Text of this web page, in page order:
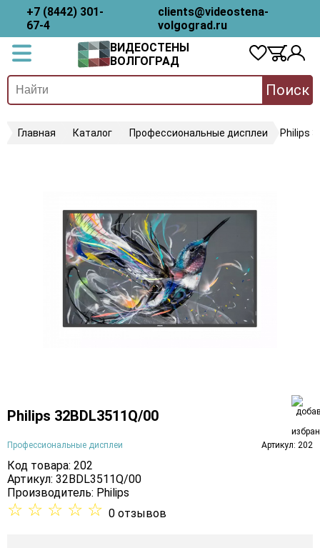
+7 (8442) 301-
67-4
clients@videostena-
volgograd.ru
ВИДЕОСТЕНЫ
ВОЛГОГРАД
Поиск
Главная Каталог Профессиональные дисплеи Philips
Philips 32BDL3511Q/00
Профессиональные дисплеи Артикул: 202
Код товара: 202
Артикул: 32BDL3511Q/00
Производитель: Philips
☆ ☆ ☆ ☆ ☆ 0 отзывов